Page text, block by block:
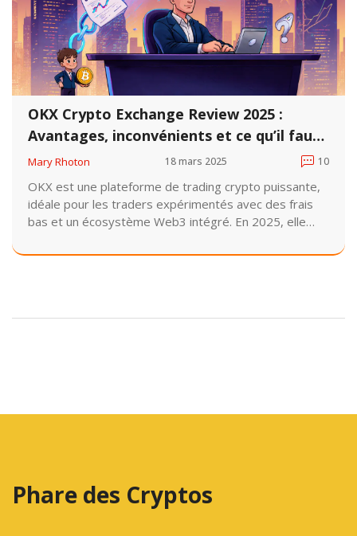
OKX Crypto Exchange Review 2025 :
Avantages, inconvénients et ce qu’il faut
savoir avant de trader
Mary Rhoton 18 mars 2025 10
OKX est une plateforme de trading crypto puissante,
idéale pour les traders expérimentés avec des frais
bas et un écosystème Web3 intégré. En 2025, elle
Europe et aux États-Unis.
Phare des Cryptos